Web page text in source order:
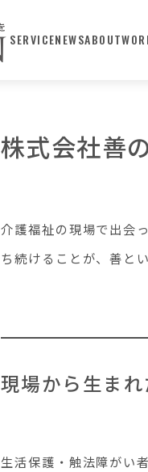
SERVICENEWSABOUT
株式会社善
介護福祉の現場で出会
ち続けることが、善と
現場から生ま
生活保護・触法障がい